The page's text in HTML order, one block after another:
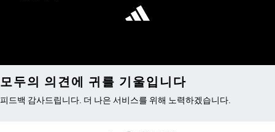
모두의 의견에 귀를 기울입니다
피드백 감사드립니다. 더 나은 서비스를 위해 노력하겠습니다.